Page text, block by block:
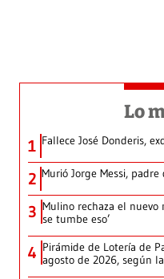
Lo
1 Fallece José Donderis,
2 Murió Jorge Messi,
3 Mulino rechaza el nuevo
se tumbe eso’
4 Pirámide de Lotería de
agosto de 2026, según